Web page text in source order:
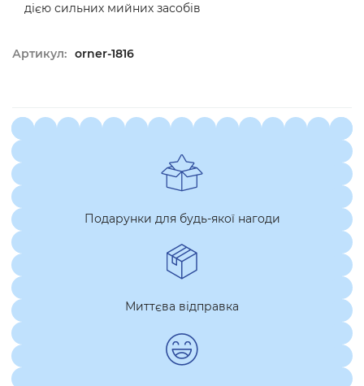
дією сильних мийних засобів
Артикул: orner-1816
Подарунки для будь-якої нагоди
Миттєва відправка